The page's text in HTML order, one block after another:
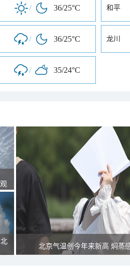
/ 36/25°C 和平
/ 36/25°C 龙川
/ 35/24°C
北京气温创今年来新高 焖蒸